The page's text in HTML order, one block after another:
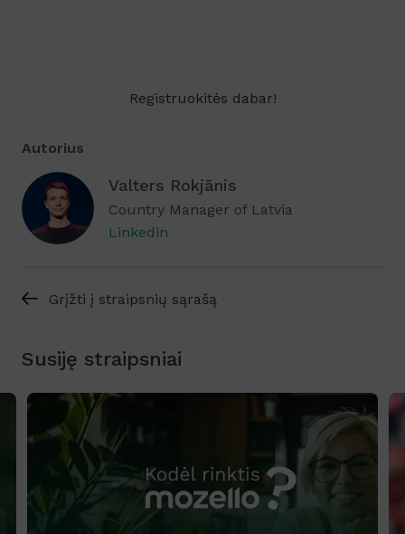
Registruokitės dabar!
Autorius
Valters Rokjānis
Country Manager of Latvia
Linkedin
Grįžti į straipsnių sąrašą
Susiję straipsniai